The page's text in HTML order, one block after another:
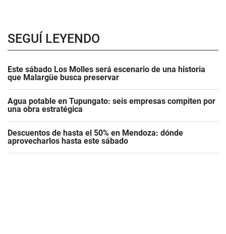
SEGUÍ LEYENDO
Este sábado Los Molles será escenario de una historia
que Malargüe busca preservar
Agua potable en Tupungato: seis empresas compiten por
una obra estratégica
Descuentos de hasta el 50% en Mendoza: dónde
aprovecharlos hasta este sábado